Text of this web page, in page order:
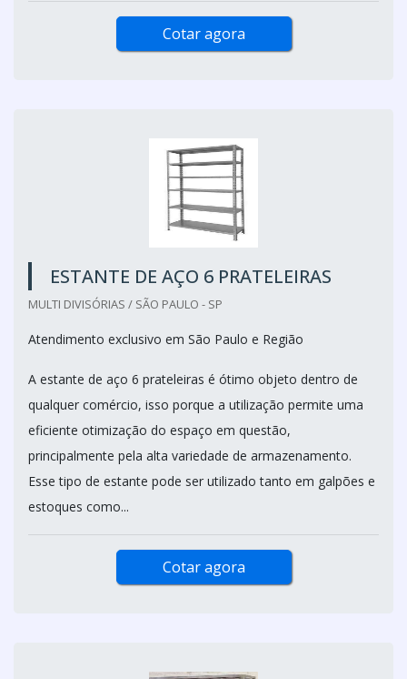
Cotar agora
ESTANTE DE AÇO 6 PRATELEIRAS
MULTI DIVISÓRIAS / SÃO PAULO - SP
Atendimento exclusivo em São Paulo e Região
A estante de aço 6 prateleiras é ótimo objeto dentro de
qualquer comércio, isso porque a utilização permite uma
eficiente otimização do espaço em questão,
principalmente pela alta variedade de armazenamento.
Esse tipo de estante pode ser utilizado tanto em galpões e
estoques como...
Cotar agora